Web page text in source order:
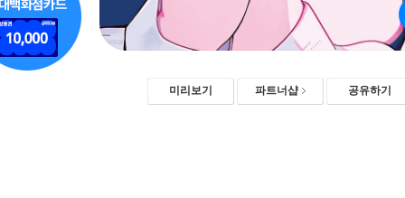
미리보기 파트너샵 공유하기